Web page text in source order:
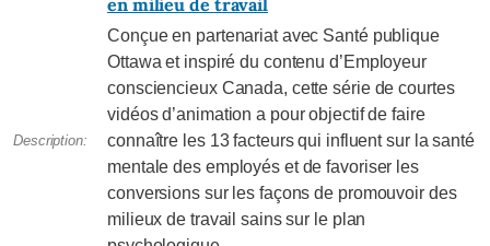
en milieu de travail
Description:
Conçue en partenariat avec Santé publique
Ottawa et inspiré du contenu d’Employeur
consciencieux Canada, cette série de courtes
vidéos d’animation a pour objectif de faire
connaître les 13 facteurs qui influent sur la santé
mentale des employés et de favoriser les
conversions sur les façons de promouvoir des
milieux de travail sains sur le plan